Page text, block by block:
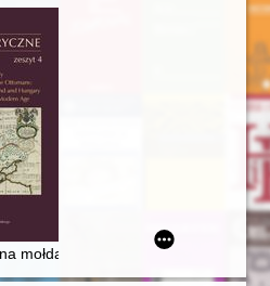
w świetle dokumentów archiwalnych
Gdynia
mołdawskich i siedmiogrodzkich